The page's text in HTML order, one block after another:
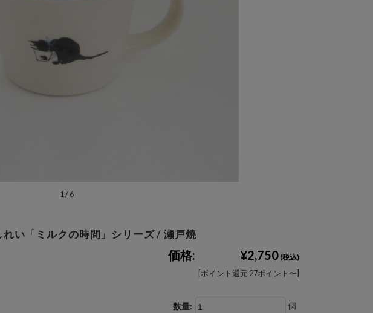
1 /6
い「ミルクの時間」シリーズ / 瀬戸焼
価格: ¥2,750 (税込)
[ポイント還元 27ポイント〜]
数量: 個